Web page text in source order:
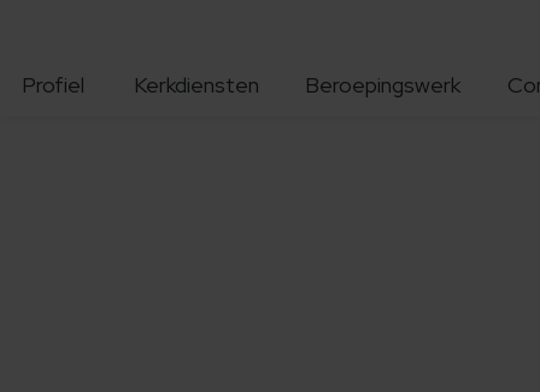
Profiel Kerkdiensten Beroepingswerk